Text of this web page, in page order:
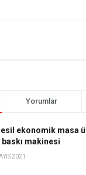
Yorumlar
ekonomik masa
makinesi
2021